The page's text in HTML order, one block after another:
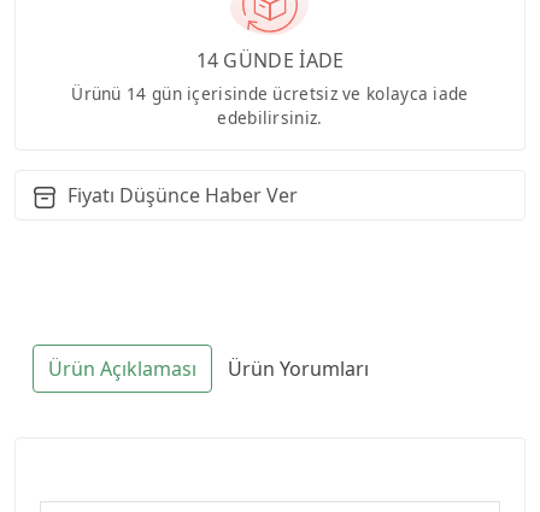
14 GÜNDE İADE
Ürünü 14 gün içerisinde ücretsiz ve kolayca iade
edebilirsiniz.
Fiyatı Düşünce Haber Ver
Ürün Açıklaması Ürün Yorumları